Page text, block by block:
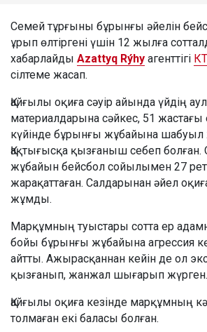
Семей тұрғыны бұрынғы әйелін
ұрып өлтіргені үшін 12 жылға
хабарлайды Azattyq Rýhy агенттігі
сілтеме жасап.
Қайғылы оқиға сәуір айында үйдің
материалдарына сәйкес, 51
күйінде бұрынғы жұбайына шабуыл
Қақтығысқа қызғаныш себеп
жұбайын бейсбол сойылымен 27
жарақаттаған. Салдарынан әйел
жұмды.
Марқұмның туыстары сотта ер
бойы бұрынғы жұбайына агрессия
айтты. Ажырасқаннан кейін де ол
қызғанып, жанжал шығарып жүрген.
Қайғылы оқиға кезінде марқұмның
толмаған екі баласы болған.